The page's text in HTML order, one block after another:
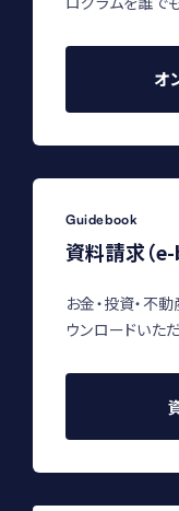
オ
Guidebook
資料請求（
お金・投資・不
ウンロードいた